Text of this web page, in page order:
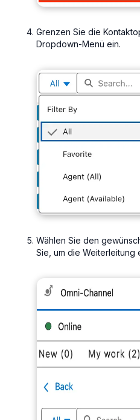
Grenzen Sie die
Dropdown-Menü ein.
Wählen Sie den
Sie, um die Weiterleitung